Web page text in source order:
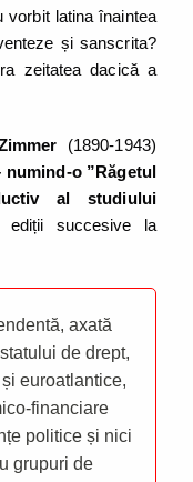
vorbit latina înaintea
și sanscrita?
zeitatea dacică a
(1890-1943)
numind-o ”Răgetul
al studiului
succesive la
axată
de drept,
euroatlantice,
financiare
politice și nici
grupuri de